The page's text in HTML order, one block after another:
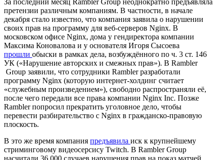
претензии различным компаниям. В частности, в начале
декабря стало известно, что компания заявила о нарушении
своих прав на программу для веб-серверов Nginx. В
московском офисе Nginx, дома у гендиректора компании
Максима Коновалова и у основателя Игоря Сысоева
прошли обыски в рамках дела, возбуждённого по ч. 3 ст. 146
УК («Нарушение авторских и смежных прав»). В Rambler
Group заявили, что сотрудники Rambler разработали
программу Nginx (которую интернет-холдинг считает
«служебным произведением»), свободно распространяли её,
после чего передали все права компании Nginx Inc. Позже
Rambler попросил прекратить уголовное дело, чтобы
перевести разбирательство с Nginx в гражданско-правовую
плоскость.
В это же время компания предъявила иск к крупнейшему
стриминговому видеосерсису Twitch. В Rambler Group
насчитали 36 000 случаев нарушения прав на показ матчей